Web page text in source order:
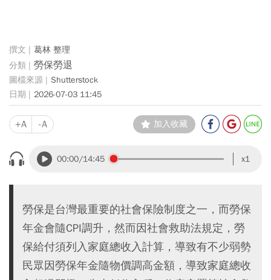
葛林 整理
勞保勞退
Shutterstock
2026-07-03 11:45
+A -A 加入收藏
00:00/14:45 x1
勞保是台灣最重要的社會保險制度之一，而勞保
年金會隨CPI調升，然而因社會救助法規定，勞
保給付須列入家庭總收入計算，導致有不少弱勢
民眾因勞保年金隨物價調高金額，導致家庭總收